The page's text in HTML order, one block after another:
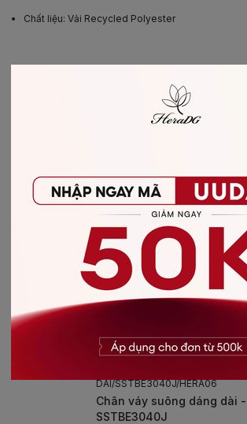
Chất liệu: Vải Recycled Polyester
GỢI Ý SẢN PHẨM CÙNG BỘ
DAI/SSTBE3040J/HERA06
Chân váy suông dáng dài -
SSTBE3040J